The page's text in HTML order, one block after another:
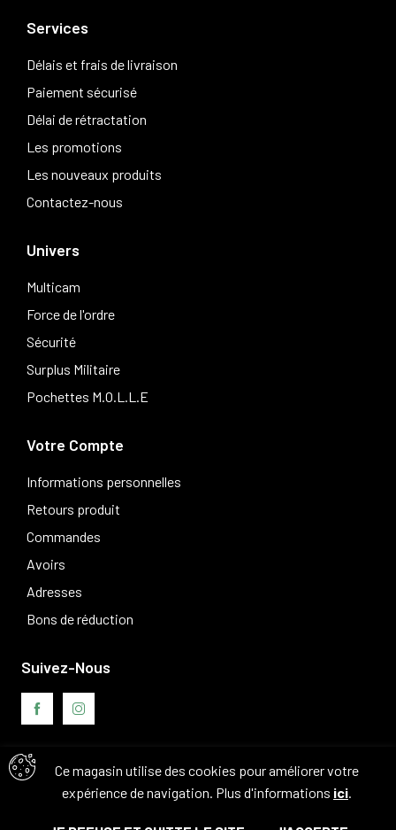
Services
Délais et frais de livraison
Paiement sécurisé
Délai de rétractation
Les promotions
Les nouveaux produits
Contactez-nous
Univers
Multicam
Force de l'ordre
Sécurité
Surplus Militaire
Pochettes M.O.L.L.E
Votre Compte
Informations personnelles
Retours produit
Commandes
Avoirs
Adresses
Bons de réduction
Ce magasin utilise des cookies pour améliorer votre
expérience de navigation. Plus d'informations ici.
Suivez-Nous
Avis clients